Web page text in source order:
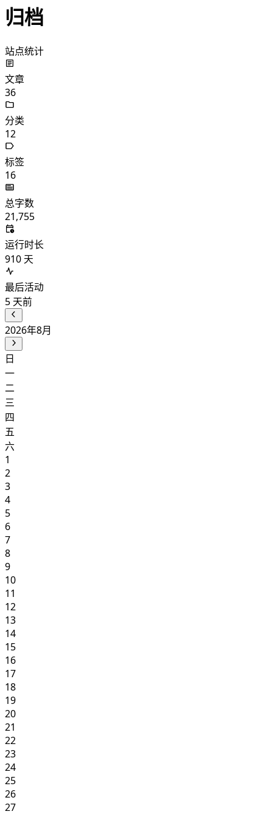
归档
站点统计
文章
36
分类
12
标签
16
总字数
21,755
运行时长
910 天
最后活动
5 天前
2026年8月
日
一
二
三
四
五
六
1
2
3
4
5
6
7
8
9
10
11
12
13
14
15
16
17
18
19
20
21
22
23
24
25
26
27